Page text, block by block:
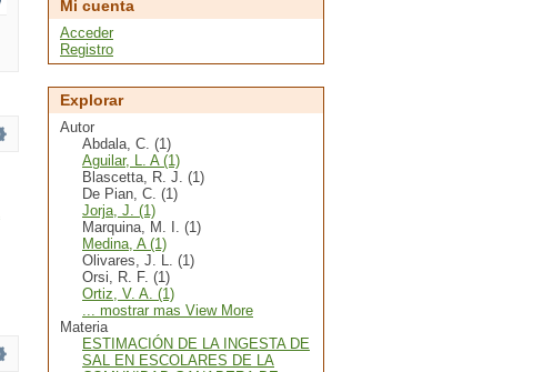
Mi cuenta
Acceder
Registro
Explorar
Autor
Abdala, C. (1)
Aguilar, L. A (1)
Blascetta, R. J. (1)
De Pian, C. (1)
Jorja, J. (1)
Marquina, M. I. (1)
Medina, A (1)
Olivares, J. L. (1)
Orsi, R. F. (1)
Ortiz, V. A. (1)
... mostrar mas View More
Materia
ESTIMACIÓN DE LA INGESTA DE
SAL EN ESCOLARES DE LA